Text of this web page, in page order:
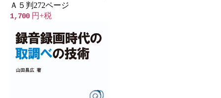
Ａ５判272ページ
1,700 円+税